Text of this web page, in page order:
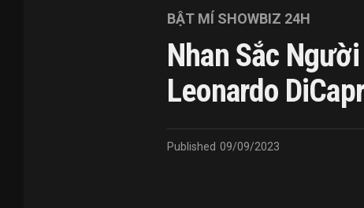
BẬT MÍ SHOWBIZ 24H
Nhan Sắc
Leonardo
Published 09/09/2023